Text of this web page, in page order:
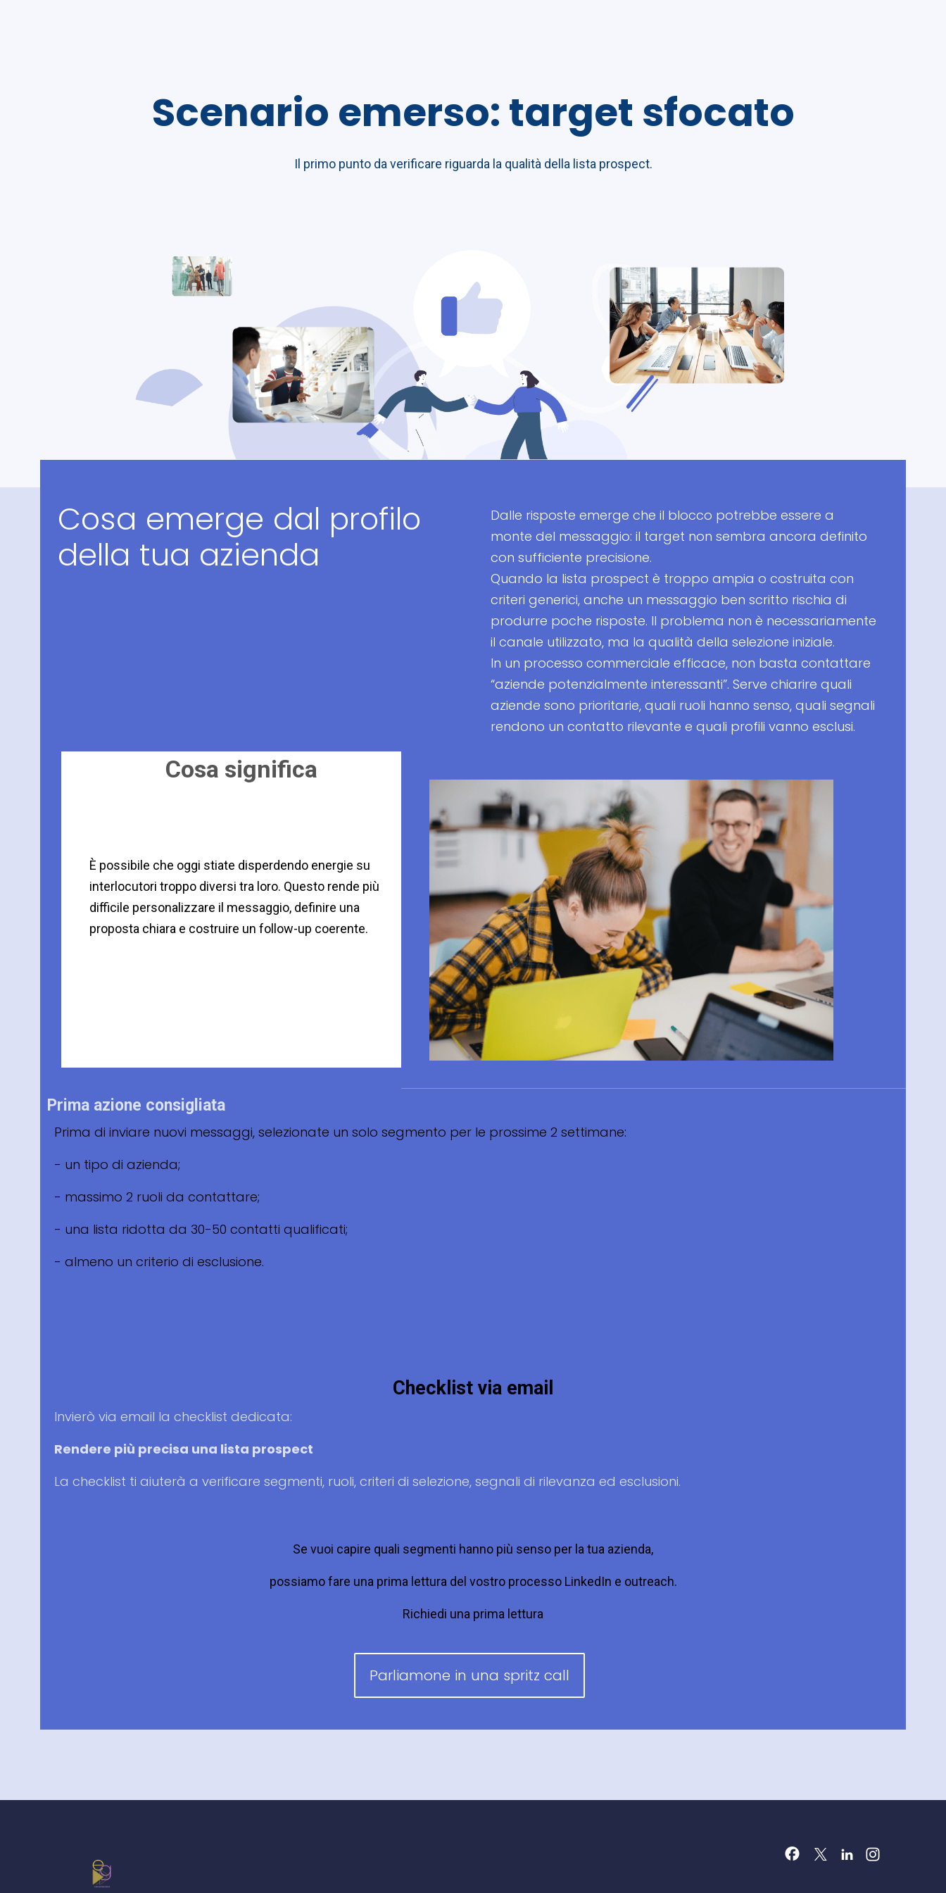
Scenario emerso: target sfocato
Il primo punto da verificare riguarda la qualità della lista prospect.
Cosa emerge dal profilo
della tua azienda
Dalle risposte emerge che il blocco potrebbe essere a
monte del messaggio: il target non sembra ancora definito
con sufficiente precisione.
Quando la lista prospect è troppo ampia o costruita con
criteri generici, anche un messaggio ben scritto rischia di
produrre poche risposte. Il problema non è necessariamente
il canale utilizzato, ma la qualità della selezione iniziale.
In un processo commerciale efficace, non basta contattare
“aziende potenzialmente interessanti”. Serve chiarire quali
aziende sono prioritarie, quali ruoli hanno senso, quali segnali
rendono un contatto rilevante e quali profili vanno esclusi.
Cosa significa
È possibile che oggi stiate disperdendo energie su
interlocutori troppo diversi tra loro. Questo rende più
difficile personalizzare il messaggio, definire una
proposta chiara e costruire un follow-up coerente.
Prima azione consigliata
Prima di inviare nuovi messaggi, selezionate un solo segmento per le prossime 2 settimane:
- un tipo di azienda;
- massimo 2 ruoli da contattare;
- una lista ridotta da 30-50 contatti qualificati;
- almeno un criterio di esclusione.
Checklist via email
Invierò via email la checklist dedicata:
Rendere più precisa una lista prospect
La checklist ti aiuterà a verificare segmenti, ruoli, criteri di selezione, segnali di rilevanza ed esclusioni.
Se vuoi capire quali segmenti hanno più senso per la tua azienda,
possiamo fare una prima lettura del vostro processo LinkedIn e outreach.
Richiedi una prima lettura
Parliamone in una spritz call